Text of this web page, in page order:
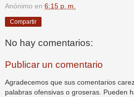
Anónimo en 6:15 p. m.
Compartir
No hay comentarios:
Publicar un comentario
Agradecemos que sus comentarios
palabras ofensivas o groseras. Pueden